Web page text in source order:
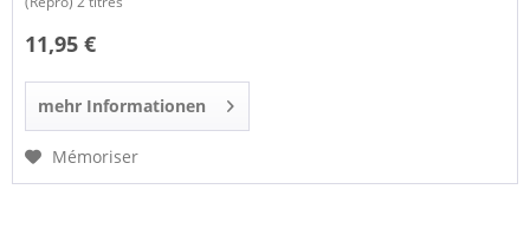
11,95 €
mehr Informationen
Mémoriser